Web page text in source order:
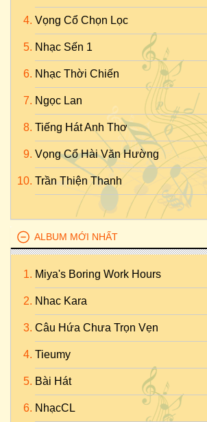
Vọng Cổ Chọn Lọc
Nhạc Sến 1
Nhạc Thời Chiến
Ngọc Lan
Tiếng Hát Anh Thơ
Vọng Cổ Hài Văn Hường
Trần Thiện Thanh
ALBUM MỚI NHẤT
Miya's Boring Work Hours
Nhac Kara
Câu Hứa Chưa Trọn Vẹn
Tieumy
Bài Hát
NhạcCL